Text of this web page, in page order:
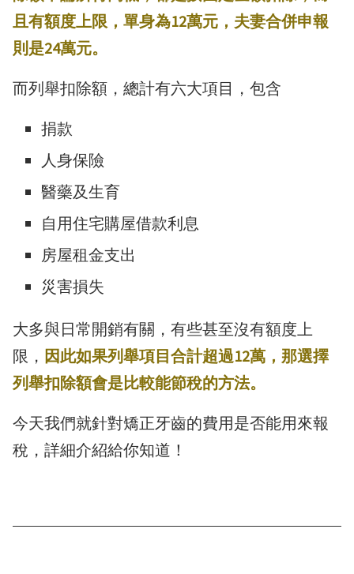
且有額度上限，單身為12萬元，夫妻合併申報
則是24萬元。
而列舉扣除額，總計有六大項目，包含
捐款
人身保險
醫藥及生育
自用住宅購屋借款利息
房屋租金支出
災害損失
大多與日常開銷有關，有些甚至沒有額度上
限， 因此如果列舉項目合計超過12萬，那選擇
列舉扣除額會是比較能節稅的方法。
今天我們就針對矯正牙齒的費用是否能用來報
稅，詳細介紹給你知道！